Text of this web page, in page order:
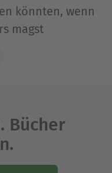
könnten, wenn
magst
Bücher